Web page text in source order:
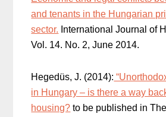
and tenants in the Hungarian
sector. International Journal of
Vol. 14. No. 2, June 2014.
Hegedüs, J. (2014):
in Hungary – is there a way
housing? to be published in